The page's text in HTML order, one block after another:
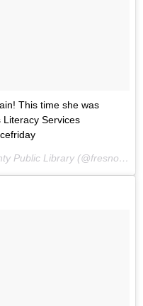
This time she was
Services
Una foto publicada por Fresno County Public Library (@fresnolibrary) el